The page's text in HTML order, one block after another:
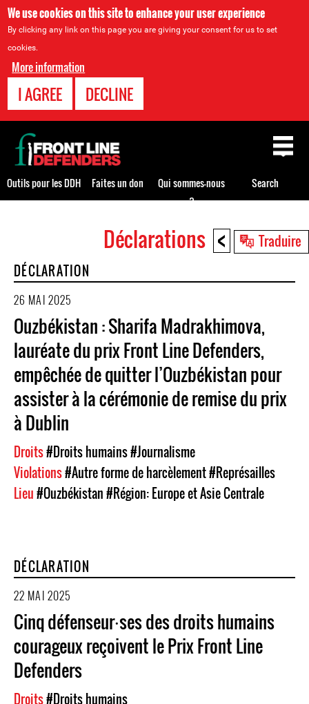
We use cookies on this site to enhance your user experience
By clicking any link on this page you are giving your consent for us to set
cookies.
More information
I AGREE DECLINE
< Traduire
top
Déclarations
DÉCLARATION
26 MAI 2025
Ouzbékistan : Sharifa Madrakhimova,
lauréate du prix Front Line Defenders,
empêchée de quitter l’Ouzbékistan pour
assister à la cérémonie de remise du prix
à Dublin
Droits#Droits humains#Journalisme
Violations#Autre forme de harcèlement#Représailles
Lieu#Ouzbékistan#Région: Europe et Asie Centrale
DÉCLARATION
22 MAI 2025
Cinq défenseur⸱ses des droits humains
courageux reçoivent le Prix Front Line
Defenders
Droits#Droits humains
Back
to
top
Outils pour les DDH Faites un don
Qui sommes-nous
?
Search